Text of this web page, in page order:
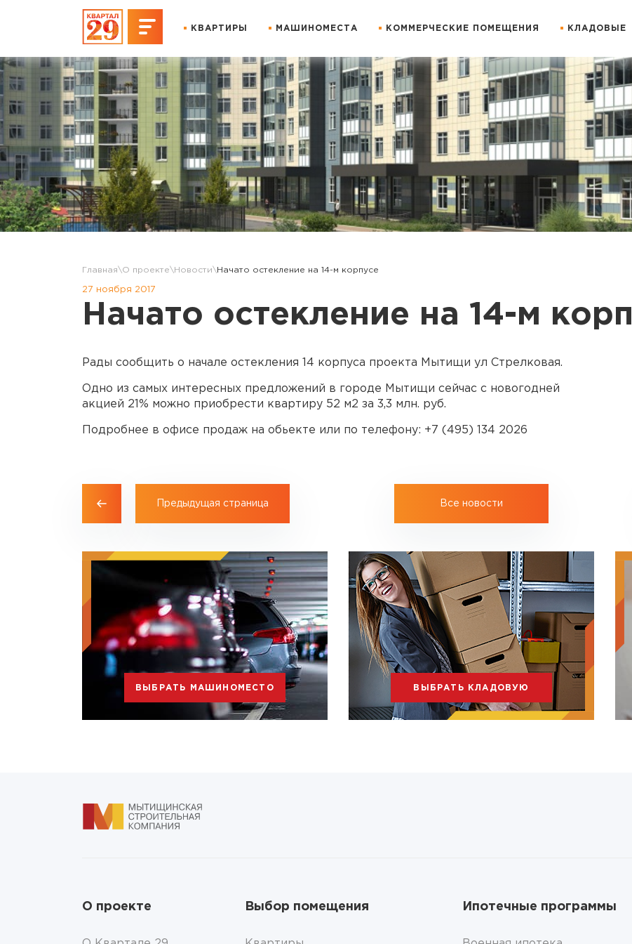
КВАРТИРЫ МАШИНОМЕСТА КОММЕРЧЕСКИЕ ПОМЕЩЕНИЯ КЛАДОВЫЕ
Главная О проекте Новости Начато остекление на 14-м корпусе
27 ноября 2017
Начато остекление на 14-м
Рады сообщить о начале остекления 14 корпуса проекта Мытищи ул Стрелковая.
Одно из самых интересных предложений в городе Мытищи сейчас с новогодней
акцией 21% можно приобрести квартиру 52 м2 за 3,3 млн. руб.
Подробнее в офисе продаж на обьекте или по телефону: +7 (495) 134 2026
Предыдущая страница Все новости
ВЫБРАТЬ МАШИНОМЕСТО ВЫБРАТЬ КЛАДОВУЮ
О проекте Выбор помещения Ипотечные программы